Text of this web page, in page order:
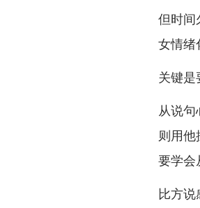
但时间
女情绪
关键
从说
则用
要学会
比方说